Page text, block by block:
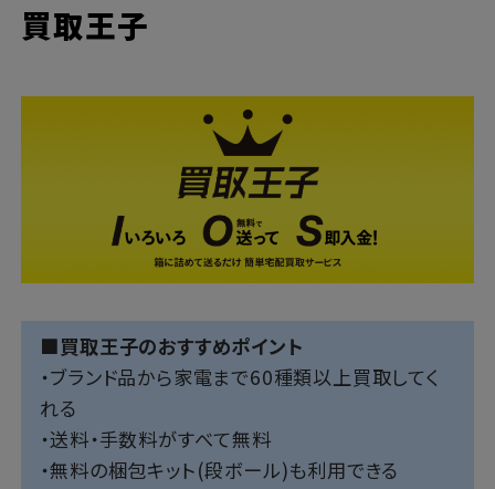
買取王子
■買取王子のおすすめポイント
・ブランド品から家電まで60種類以上買取してく
れる
・送料・手数料がすべて無料
・無料の梱包キット(段ボール)も利用できる